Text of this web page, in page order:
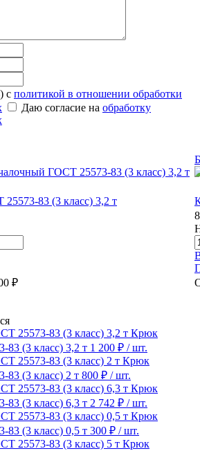
с политикой в отношении обработки
Даю согласие на обработку
83 (3 класс) 3,2 т
₽
Крюк
(3 класс) 3,2 т 1 200 ₽ / шт.
Крюк
(3 класс) 2 т 800 ₽ / шт.
Крюк
(3 класс) 6,3 т 2 742 ₽ / шт.
Крюк
(3 класс) 0,5 т 300 ₽ / шт.
Крюк